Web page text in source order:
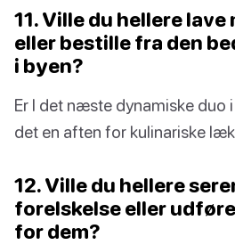
11. Ville du hellere lave
eller bestille fra den
i byen?
Er I det næste dynamiske duo
det en aften for kulinariske
12. Ville du hellere
forelskelse eller
for dem?